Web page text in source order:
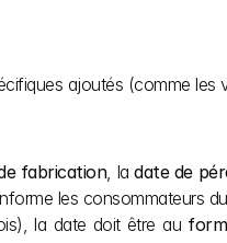
ajoutés (comme
fabrication, la date de
les consommateurs
la date doit être au